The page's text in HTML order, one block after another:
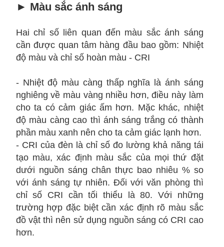
► Màu sắc ánh sáng
Hai chỉ số liên quan đến màu sắc ánh sáng
cần được quan tâm hàng đầu bao gồm: Nhiệt
độ màu và chỉ số hoàn màu - CRI
- Nhiệt độ màu càng thấp nghĩa là ánh sáng
nghiêng về màu vàng nhiều hơn, điều này làm
cho ta có cảm giác ấm hơn. Mặc khác, nhiệt
độ màu càng cao thì ánh sáng trắng có thành
phần màu xanh nên cho ta cảm giác lạnh hơn.
- CRI của đèn là chỉ số đo lường khả năng tái
tạo màu, xác định màu sắc của mọi thứ đặt
dưới nguồn sáng chân thực bao nhiêu % so
với ánh sáng tự nhiên. Đối với văn phòng thì
chỉ số CRI cần tối thiểu là 80. Với những
trường hợp đặc biệt cần xác định rõ màu sắc
đồ vật thì nên sử dụng nguồn sáng có CRI cao
hơn.